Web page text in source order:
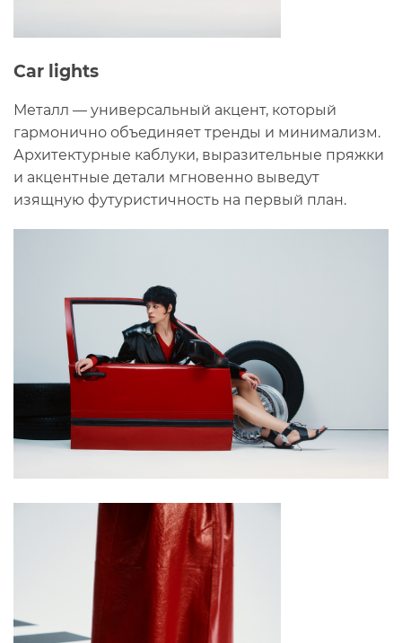
Car lights
Металл — универсальный акцент, который
гармонично объединяет тренды и минимализм.
Архитектурные каблуки, выразительные пряжки
и акцентные детали мгновенно выведут
изящную футуристичность на первый план.